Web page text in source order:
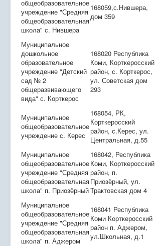
общеобразовательное
учреждение "Средняя
общеобразовательная
школа" с. Нившера
168059,с.Нившера,
дом 359
Муниципальное
дошкольное
образовательное
учреждение "Детский
сад № 2
общеразвивающего
вида" с. Корткерос
168020 Республика
Коми, Корткеросский
район, с. Корткерос,
ул. Советская дом
293
Муниципальное
общеобразовательное
учреждение с. Керес
168054, РК,
Корткеросский
район, с.Керес, ул.
Центральная, д.55
Муниципальное
общеобразовательное
учреждение "Средняя
общеобразовательная
школа" п. Приозёрный
168042, Республика
Коми, Корткеросский
район, п.
Приозёрный, ул.
Трактовская дом 4
Муниципальное
общеобразовательное
учреждение "Средняя
общеобразовательная
школа" п. Аджером
168041 Республика
Коми Корткеросский
район п. Аджером,
ул.Школьная, д.1